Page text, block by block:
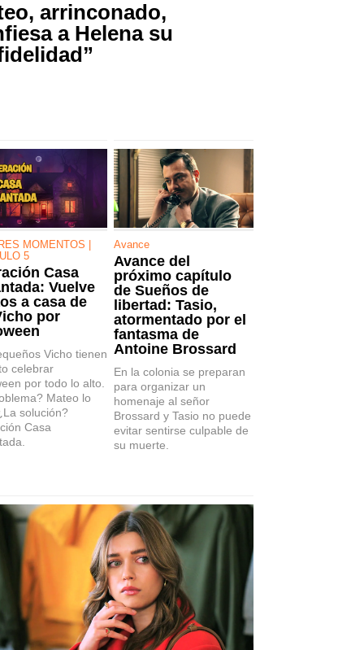
arrinconado,
a Helena su
MOMENTOS |
5
Casa
Vuelve
a casa de
por
Vicho tienen
celebrar
por todo lo alto.
Mateo lo
solución?
Casa
Avance
Avance del
próximo capítulo
de Sueños de
libertad: Tasio,
atormentado por el
fantasma de
Antoine Brossard
En la colonia se preparan
para organizar un
homenaje al señor
Brossard y Tasio no puede
evitar sentirse culpable de
su muerte.